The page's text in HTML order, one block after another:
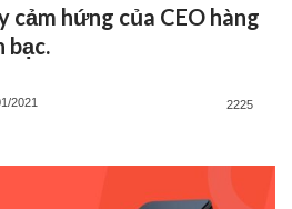
cảm hứng của CEO hàng
bạc.
2021 2225